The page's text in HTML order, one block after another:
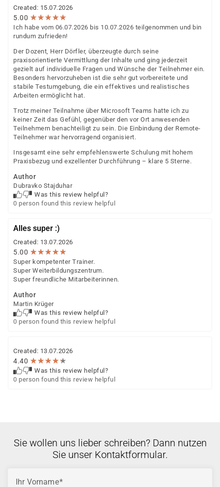
Created: 15.07.2026
5.00 ★★★★★
★★★★★
Ich habe vom 06.07.2026 bis 10.07.2026 teilgenommen und bin
rundum zufrieden!
Der Dozent, Herr Dörfler, überzeugte durch seine
praxisorientierte Vermittlung der Inhalte und ging jederzeit
gezielt auf individuelle Fragen und Wünsche der Teilnehmer ein.
Besonders hervorzuheben ist die sehr gut vorbereitete und
stabile Testumgebung, die ein effektives und realistisches
Arbeiten ermöglicht hat.
Trotz meiner Teilnahme über Microsoft Teams hatte ich zu
keiner Zeit das Gefühl, gegenüber den vor Ort anwesenden
Teilnehmern benachteiligt zu sein. Die Einbindung der Remote-
Teilnehmer war hervorragend organisiert.
Insgesamt eine sehr empfehlenswerte Schulung mit hohem
Praxisbezug und exzellenter Durchführung – klare 5 Sterne.
Author
Dubravko Stajduhar
Was this review helpful?
0 person found this review helpful
Alles super :)
Created: 13.07.2026
5.00 ★★★★★
★★★★★
Super kompetenter Trainer.
Super Weiterbildungszentrum.
Super freundliche Mitarbeiterinnen.
Author
Martin Krüger
Was this review helpful?
0 person found this review helpful
Created: 13.07.2026
4.40 ★★★★★
★★★★★
Was this review helpful?
0 person found this review helpful
Sie wollen uns lieber schreiben? Dann nutzen
Sie unser Kontaktformular.
Ihr Vorname